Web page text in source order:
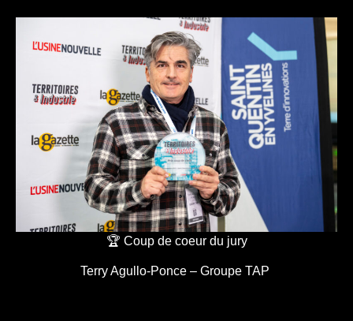
🏆 Coup de coeur du jury
Terry Agullo-Ponce – Groupe TAP